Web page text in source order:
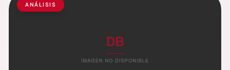
ANÁLISIS